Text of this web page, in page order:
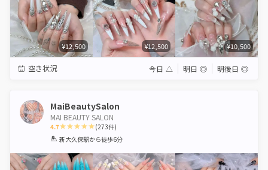
¥12,500 ¥12,500 ¥10,500
空き状況 今日 △ 明日 ◎ 明後日 ◎
MaiBeautySalon
MAI BEAUTY SALON
4.7
1 2 3 4 5
(273件)
新大久保駅から徒歩6分